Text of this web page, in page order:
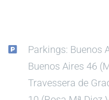
Parkings: Buenos
Buenos Aires 46
Travessera de